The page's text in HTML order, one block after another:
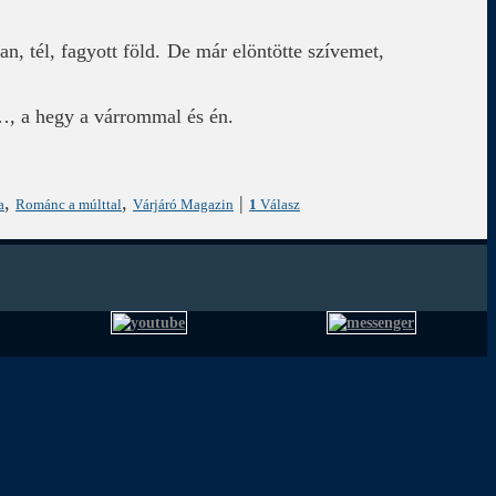
tél, fagyott föld. De már elöntötte szívemet,
a hegy a várrommal és én.
, Románc a múlttal, Várjáró Magazin | 1 Válasz